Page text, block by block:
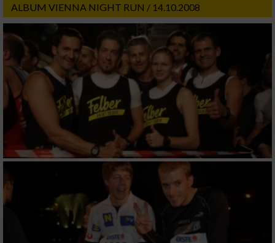
ALBUM VIENNA NIGHT RUN / 14.10.2008